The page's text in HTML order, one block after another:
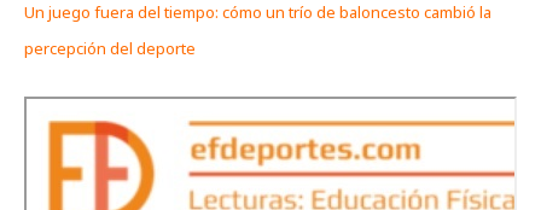
Un juego fuera del tiempo: cómo un trío de baloncesto cambió la
percepción del deporte